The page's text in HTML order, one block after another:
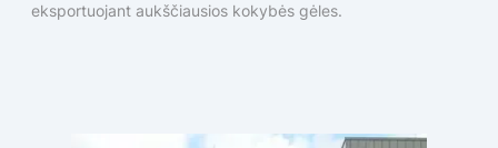
eksportuojant aukščiausios kokybės gėles.